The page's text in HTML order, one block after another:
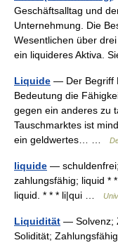
Geschäftsalltag und
Unternehmung. Die
Wesentlichen über
ein liquideres Aktiva.
Liquide — Der Begriff
Bedeutung die
gegen ein anderes zu
Tauschmarktes ist
ein geldwertes… …
liquide —
zahlungsfähig; liquid * *
liquid. * * * li|qui …
Liquidität — Solvenz;
Solidität;